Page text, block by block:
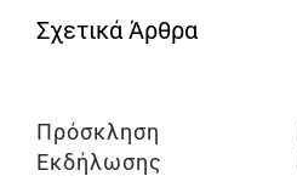
Πρόσκληση
Εκδήλωσης